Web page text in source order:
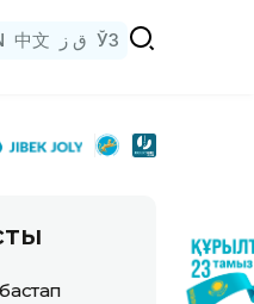
中文 ق ز ЎЗ